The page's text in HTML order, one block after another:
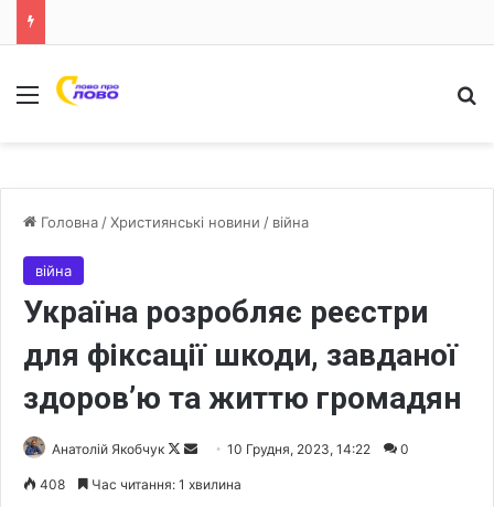
Меню
Головна /Християнські новини / війна
війна
Україна розробляє реєстри
для фіксації шкоди, завданої
здоров’ю та життю громадян
Анатолій Якобчук
F
10 Грудня, 2023, 14:22 0
408 Час читання: 1 хвилина